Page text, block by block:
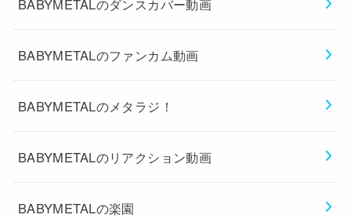
BABYMETALのファンカム動画
BABYMETALのメタラジ！
BABYMETALのリアクション動画
BABYMETALの楽園